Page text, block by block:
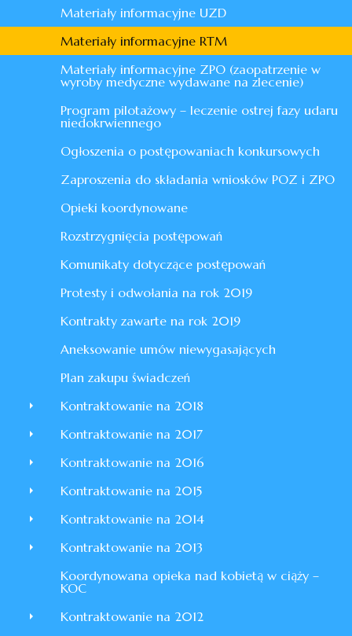
Materiały informacyjne UZD
Materiały informacyjne RTM
Materiały informacyjne ZPO (zaopatrzenie w
wyroby medyczne wydawane na zlecenie)
Program pilotażowy – leczenie ostrej fazy udaru
niedokrwiennego
Ogłoszenia o postępowaniach konkursowych
Zaproszenia do składania wniosków POZ i ZPO
Opieki koordynowane
Rozstrzygnięcia postępowań
Komunikaty dotyczące postępowań
Protesty i odwołania na rok 2019
Kontrakty zawarte na rok 2019
Aneksowanie umów niewygasających
Plan zakupu świadczeń
Kontraktowanie na 2018
Kontraktowanie na 2017
Kontraktowanie na 2016
Kontraktowanie na 2015
Kontraktowanie na 2014
Kontraktowanie na 2013
Koordynowana opieka nad kobietą w ciąży –
KOC
Kontraktowanie na 2012